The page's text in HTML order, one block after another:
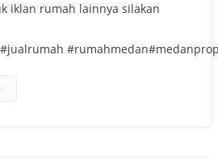
iklan rumah lainnya silakan